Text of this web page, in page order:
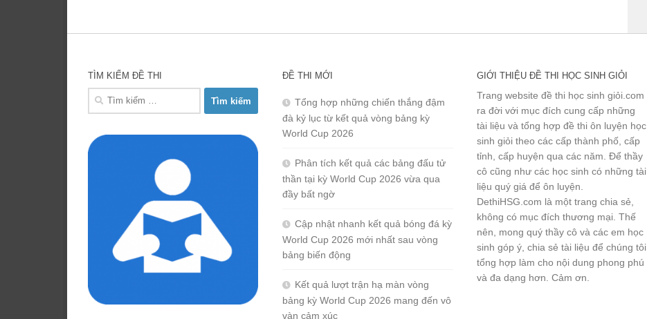
TÌM KIẾM ĐỀ THI
Tìm
ĐỀ THI MỚI
Tổng hợp những chiến thắng đậm
đà kỷ lục từ kết quả vòng bảng kỳ
World Cup 2026
Phân tích kết quả các bảng đấu tử
thần tại kỳ World Cup 2026 vừa qua
đầy bất ngờ
Cập nhật nhanh kết quả bóng đá kỳ
World Cup 2026 mới nhất sau vòng
bảng biến động
Kết quả lượt trận hạ màn vòng
bảng kỳ World Cup 2026 mang đến vô
vàn cảm xúc
GIỚI THIỆU ĐỀ THI HỌC SINH GIỎI
Trang website đề thi học sinh giỏi.com
ra đời với mục đích cung cấp những
tài liệu và tổng hợp đề thi ôn luyện học
sinh giỏi theo các cấp thành phố, cấp
tỉnh, cấp huyện qua các năm. Để thầy
cô cũng như các học sinh có những tài
liệu quý giá để ôn luyện.
DethiHSG.com là một trang chia sẻ,
không có mục đích thương mại. Thế
nên, mong quý thầy cô và các em học
sinh góp ý, chia sẻ tài liệu để chúng tôi
tổng hợp làm cho nội dung phong phú
và đa dạng hơn. Cảm ơn.